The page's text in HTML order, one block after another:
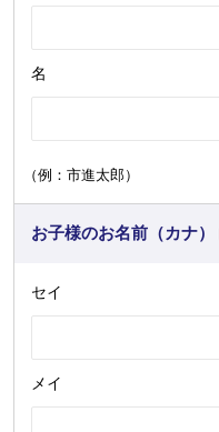
名
（例：市進太郎）
お子様のお名前（カナ）
セイ
メイ